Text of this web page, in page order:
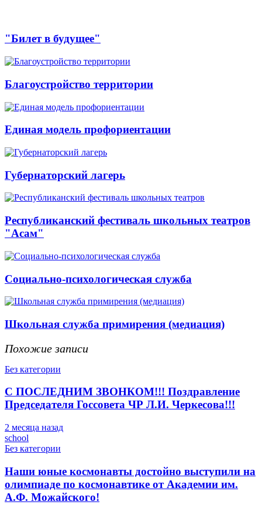
"Билет в будущее"
Благоустройство территории
Единая модель профориентации
Губернаторский лагерь
Республиканский фестиваль школьных театров
"Асам"
Социально-психологическая служба
Школьная служба примирения (медиация)
Похожие записи
Без категории
С ПОСЛЕДНИМ ЗВОНКОМ!!! Поздравление
Председателя Госсовета ЧР Л.И. Черкесова!!!
2 месяца назад
school
Без категории
Наши юные космонавты достойно выступили на
олимпиаде по космонавтике от Академии им.
А.Ф. Можайского!